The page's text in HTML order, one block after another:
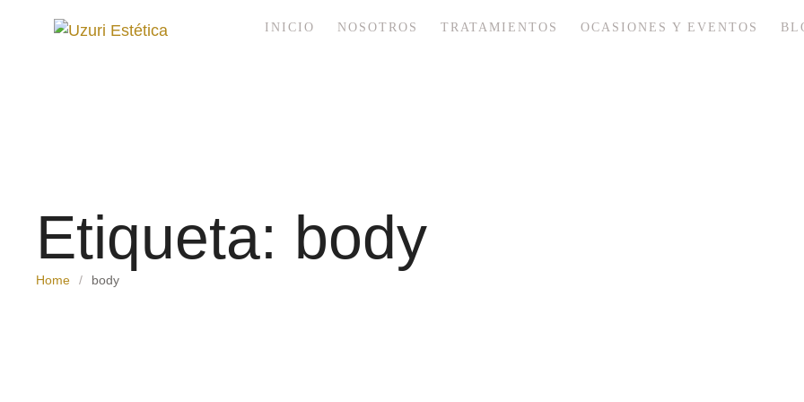
INICIO NOSOTROS TRATAMIENTOS OCASIONES Y EVENTOS
Etiqueta: body
Home / body